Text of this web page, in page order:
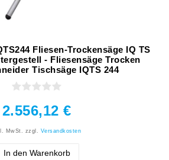
Fliesen-Trockensäge IQ TS
- Fliesensäge Trocken
Tischsäge IQTS 244
2.556,12 €
MwSt. zzgl. Versandkosten
In den Warenkorb